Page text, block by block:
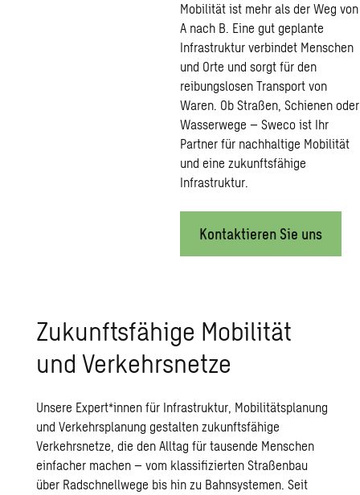
Mobilität ist mehr als der Weg von
A nach B. Eine gut geplante
Infrastruktur verbindet Menschen
und Orte und sorgt für den
reibungslosen Transport von
Waren. Ob Straßen, Schienen oder
Wasserwege – Sweco ist Ihr
Partner für nachhaltige Mobilität
und eine zukunftsfähige
Infrastruktur.
Kontaktieren Sie uns
Zu­kunfts­fä­hi­ge Mo­bi­li­tät
und Ver­kehrs­net­ze
Unsere Expert*innen für Infrastruktur, Mobilitätsplanung
und Verkehrsplanung gestalten zukunftsfähige
Verkehrsnetze, die den Alltag für tausende Menschen
einfacher machen – vom klassifizierten Straßenbau
über Radschnellwege bis hin zu Bahnsystemen. Seit